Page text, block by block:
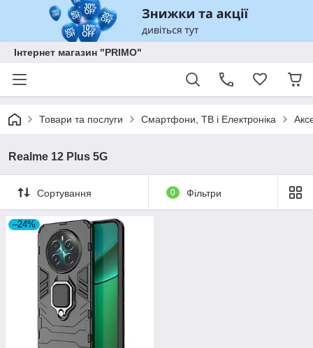
Інтернет магазин "PRIMO"
Товари та послуги Смартфони, ТВ і Електроніка
Realme 12 Plus 5G
Сортування 0 Фільтри
–24%